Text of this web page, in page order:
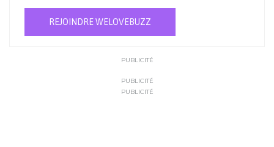
REJOINDRE WELOVEBUZZ
PUBLICITÉ
PUBLICITÉ
PUBLICITÉ